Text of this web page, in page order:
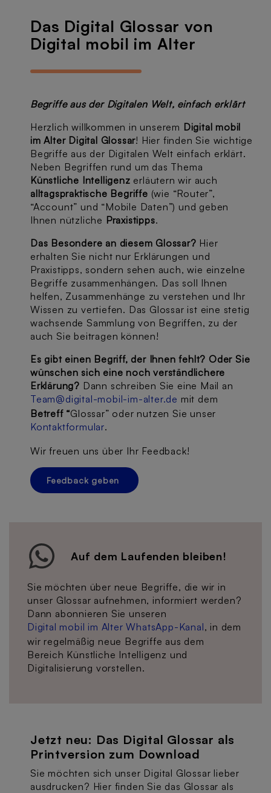
Das Digital Glossar von
Digital mobil im Alter
Begriffe aus der Digitalen Welt, einfach erklärt
Herzlich willkommen in unserem Digital mobil
im Alter Digital Glossar! Hier finden Sie wichtige
Begriffe aus der Digitalen Welt einfach erklärt.
Neben Begriffen rund um das Thema
Künstliche Intelligenz erläutern wir auch
alltagspraktische Begriffe (wie “Router”,
“Account” und “Mobile Daten”) und geben
Ihnen nützliche Praxistipps.
Das Besondere an diesem Glossar? Hier
erhalten Sie nicht nur Erklärungen und
Praxistipps, sondern sehen auch, wie einzelne
Begriffe zusammenhängen. Das soll Ihnen
helfen, Zusammenhänge zu verstehen und Ihr
Wissen zu vertiefen. Das Glossar ist eine stetig
wachsende Sammlung von Begriffen, zu der
auch Sie beitragen können!
Es gibt einen Begriff, der Ihnen fehlt? Oder Sie
wünschen sich eine noch verständlichere
Erklärung? Dann schreiben Sie eine Mail an
Team@digital-mobil-im-alter.de mit dem
Betreff “Glossar” oder nutzen Sie unser
Kontaktformular.
Wir freuen uns über Ihr Feedback!
Feedback geben
Auf dem Laufenden bleiben!
Sie möchten über neue Begriffe, die wir in
unser Glossar aufnehmen, informiert werden?
Dann abonnieren Sie unseren
Digital mobil im Alter WhatsApp-Kanal, in dem
wir regelmäßig neue Begriffe aus dem
Bereich Künstliche Intelligenz und
Digitalisierung vorstellen.
Jetzt neu: Das Digital Glossar als
Printversion zum Download
Sie möchten sich unser Digital Glossar lieber
ausdrucken? Hier finden Sie das Glossar als